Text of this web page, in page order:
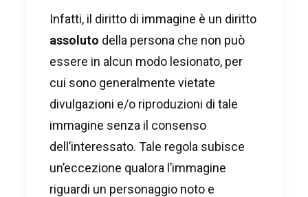
Infatti, il diritto di immagine è un diritto
assoluto della persona che non può
essere in alcun modo lesionato, per
cui sono generalmente vietate
divulgazioni e/o riproduzioni di tale
immagine senza il consenso
dell’interessato. Tale regola subisce
un’eccezione qualora l’immagine
riguardi un personaggio noto e